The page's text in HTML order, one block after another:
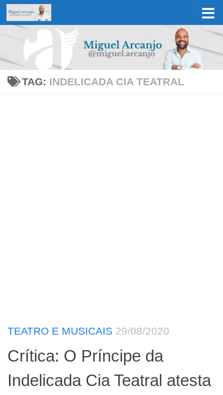
Skip to content
TAG: INDELICADA CIA TEATRAL
TEATRO E MUSICAIS 29/08/2020
Crítica: O Príncipe da
Indelicada Cia Teatral atesta